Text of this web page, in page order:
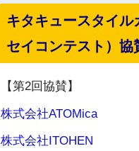
キタキュースタイル
セイコンテスト）協
【第2回協賛】
株式会社ATOMica
株式会社ITOHEN